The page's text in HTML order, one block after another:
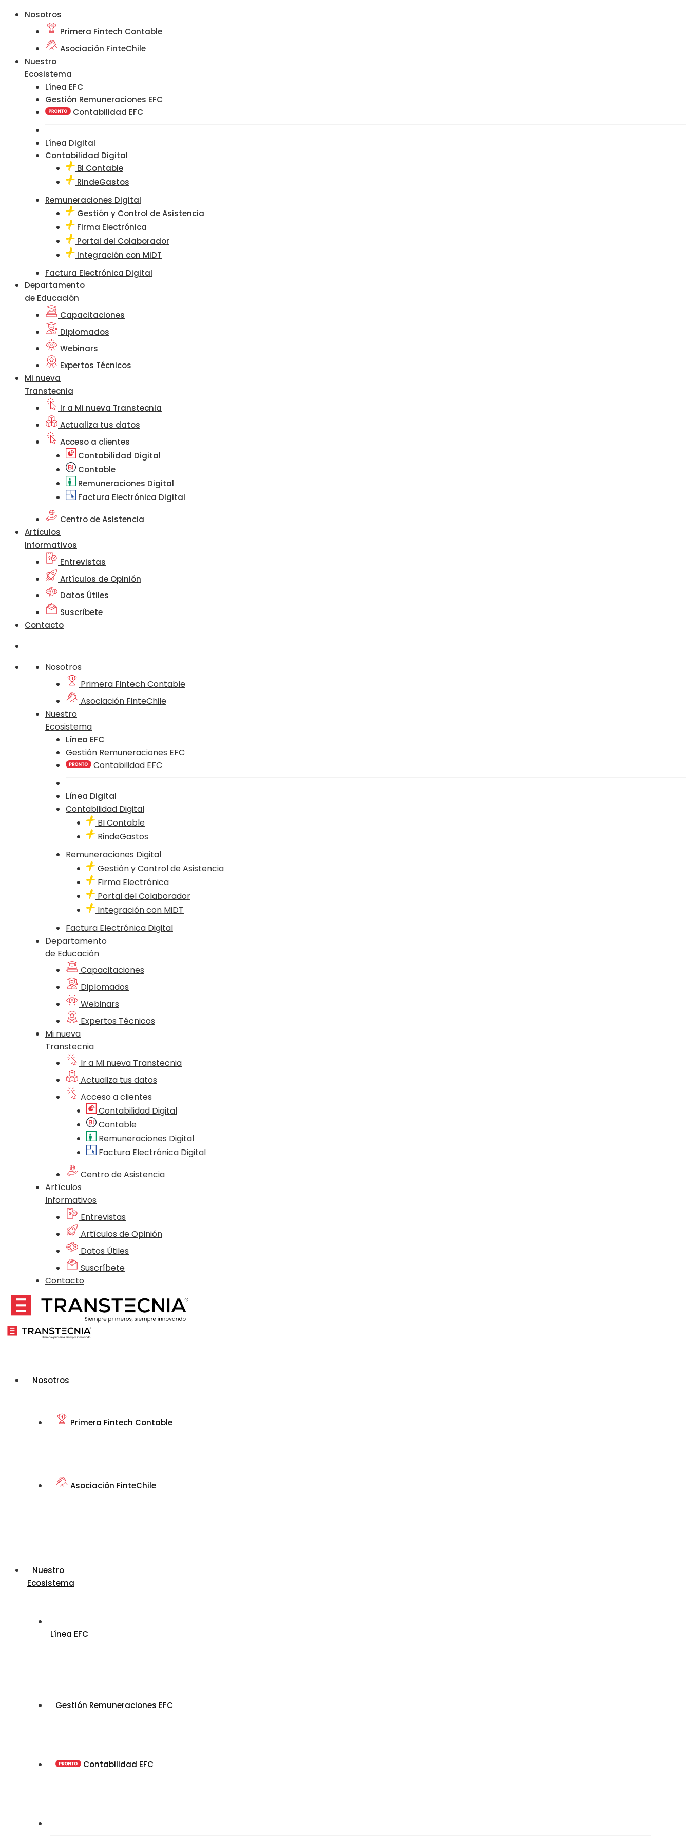
Nosotros
Primera Fintech Contable
Asociación FinteChile
Nuestro
Ecosistema
Línea EFC
Gestión Remuneraciones EFC
Contabilidad EFC
Línea Digital
Contabilidad Digital
BI Contable
RindeGastos
Remuneraciones Digital
Gestión y Control de Asistencia
Firma Electrónica
Portal del Colaborador
Integración con MiDT
Factura Electrónica Digital
Departamento
de Educación
Capacitaciones
Diplomados
Webinars
Expertos Técnicos
Mi nueva
Transtecnia
Ir a Mi nueva Transtecnia
Actualiza tus datos
Acceso a clientes
Contabilidad Digital
Contable
Remuneraciones Digital
Factura Electrónica Digital
Centro de Asistencia
Artículos
Informativos
Entrevistas
Artículos de Opinión
Datos Útiles
Suscríbete
Contacto
Nosotros
Primera Fintech Contable
Asociación FinteChile
Nuestro
Ecosistema
Línea EFC
Gestión Remuneraciones EFC
Contabilidad EFC
Línea Digital
Contabilidad Digital
BI Contable
RindeGastos
Remuneraciones Digital
Gestión y Control de Asistencia
Firma Electrónica
Portal del Colaborador
Integración con MiDT
Factura Electrónica Digital
Departamento
de Educación
Capacitaciones
Diplomados
Webinars
Expertos Técnicos
Mi nueva
Transtecnia
Ir a Mi nueva Transtecnia
Actualiza tus datos
Acceso a clientes
Contabilidad Digital
Contable
Remuneraciones Digital
Factura Electrónica Digital
Centro de Asistencia
Artículos
Informativos
Entrevistas
Artículos de Opinión
Datos Útiles
Suscríbete
Contacto
Nosotros
Primera Fintech Contable
Asociación FinteChile
Nuestro
Ecosistema
Línea EFC
Gestión Remuneraciones EFC
Contabilidad EFC